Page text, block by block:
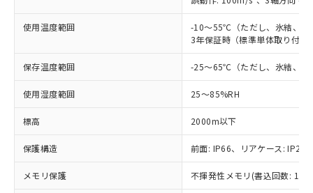
使用温度範囲
-10～55℃（ただし、氷結、結
3年保証時（標準単体取り付
保存温度範囲 -25～65℃（ただし、氷結、結
使用湿度範囲 25～85%RH
標高 2000m以下
保護構造 前面: IP66、リアケース: IP20
メモリ保護 不揮発性メモリ(書込回数: 100
当社制御機器事業取扱商品の中には、
本サービスの対象外となる商品もある
ことをご了承ください。
在庫状況および標準価格照会結果は、
記載している更新日時点での社内デー
タに基づき作成されるものであり、閲
覧された時点での実際の在庫および標
準価格とは異なる場合があることをご
正式な納期状況および標準価格はお客
様のお取引先、またはお客様担当のオ
ムロン制御機器販売店・当社販売員に
仕入先様の事情により、非含有部品として
いたものが、含有品と判明した場合などや
むを得ず変更することがあります。
鉛(Pb) 1000ppm以下、 水銀(Hg) 1000ppm以下、 カド
類(PBB) 1000ppm以下、ポリ臭化ジフェニルエーテル類
(PBDE) 1000ppm以下、フタル酸ビス(2-エチルヘキシ
ル) (DEHP)(別名：DOP) 1000ppm以下、フタル酸ブチ
ルベンジル（BBP） 1000ppm以下、フタル酸ジブチル
（DBP） 1000ppm以下、フタル酸ジイソブチル
(DIBP) 1000ppm以下
但し、RoHS指令で産業用監視および制御機器に対する
基準値以下であることを示します。
「×」：最大均質材料含有率が中国RoHSの
基準値を超えていることを示します。
「－」：未確認です。当社販売部門へお問
い合わせください。
*中国RoHS10物質の基準値 (GB/T26572)：
Pb(鉛) :1000ppm、 Hg(水銀) : 1000ppm、 Cd(カドミウ
Cr(Ⅵ)(六価クロム) : 1000ppm、 PBBs(ポリ臭化ビフェ
ニル類) : 1000ppm、 PBDEs(ポリ臭化ジフェニルエーテ
ル類) : 1000ppm、
ル) : 1000ppm、
DEHP(フタル酸ビス(2-エチルヘキシル)) : 1000ppm
当社は、これら貴社製品のうち、外国
為替および外国貿易法に定める商品
（以下｢規制貨物等」という）を輸出
または国外への提供する場合は、日本
国政府の輸出許可(または役務取引許
可)を取得するなどの必要な手続きを
当社は規制貨物を破棄する場合は、完
全に破砕するなど、違法に輸出されな
いよう必要な手段を講じます。
当社は貴社製品を、核兵器、ミサイ
記
一定数以上の在庫あり
一定数には満たないが在庫あり